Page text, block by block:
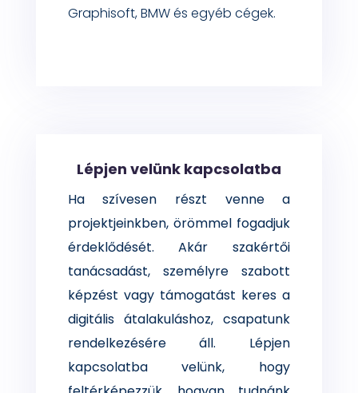
Graphisoft, BMW és egyéb cégek.
Lépjen velünk kapcsolatba
Ha szívesen részt venne a
projektjeinkben, örömmel fogadjuk
érdeklődését. Akár szakértői
tanácsadást, személyre szabott
képzést vagy támogatást keres a
digitális átalakuláshoz, csapatunk
rendelkezésére áll. Lépjen
kapcsolatba velünk, hogy